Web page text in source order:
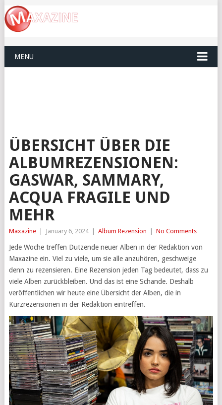
MENU
ÜBERSICHT ÜBER DIE
ALBUMREZENSIONEN:
GASWAR, SAMMARY,
ACQUA FRAGILE UND
MEHR
Maxazine January 6, 2024 Album Rezension No Comments
Jede Woche treffen Dutzende neuer Alben in der Redaktion von
Maxazine ein. Viel zu viele, um sie alle anzuhören, geschweige
denn zu rezensieren. Eine Rezension jeden Tag bedeutet, dass zu
viele Alben zurückbleiben. Und das ist eine Schande. Deshalb
veröffentlichen wir heute eine Übersicht der Alben, die in
Kurzrezensionen in der Redaktion eintreffen.